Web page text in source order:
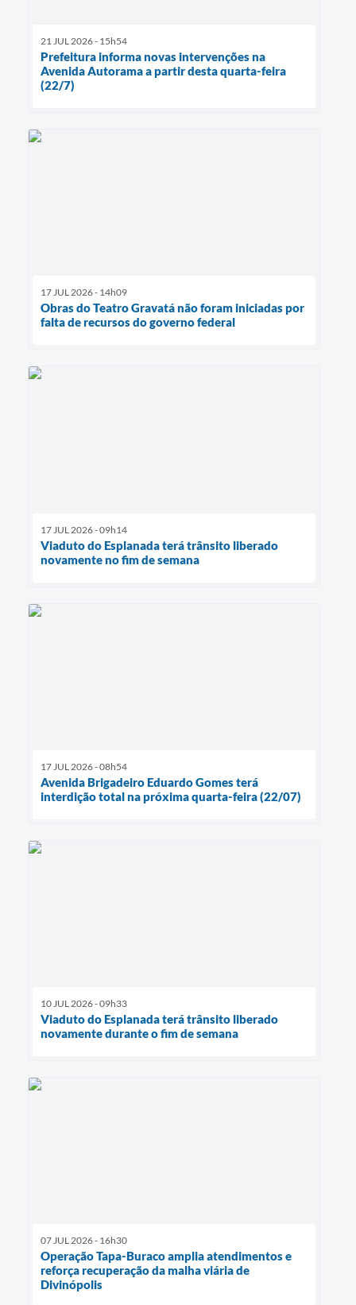
21 JUL 2026 - 15h54
Prefeitura informa novas intervenções na
Avenida Autorama a partir desta quarta-feira
(22/7)
17 JUL 2026 - 14h09
Obras do Teatro Gravatá não foram iniciadas por
falta de recursos do governo federal
17 JUL 2026 - 09h14
Viaduto do Esplanada terá trânsito liberado
novamente no fim de semana
17 JUL 2026 - 08h54
Avenida Brigadeiro Eduardo Gomes terá
interdição total na próxima quarta-feira (22/07)
10 JUL 2026 - 09h33
Viaduto do Esplanada terá trânsito liberado
novamente durante o fim de semana
07 JUL 2026 - 16h30
Operação Tapa-Buraco amplia atendimentos e
reforça recuperação da malha viária de
Divinópolis